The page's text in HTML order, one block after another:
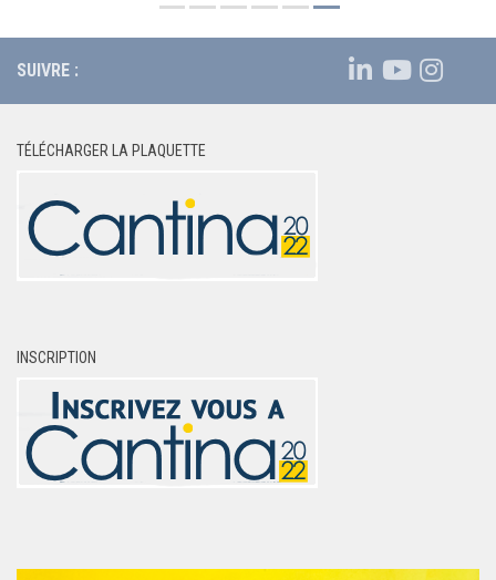
SUIVRE :
TÉLÉCHARGER LA PLAQUETTE
INSCRIPTION